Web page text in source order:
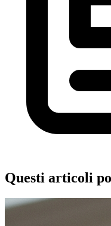
Questi articoli